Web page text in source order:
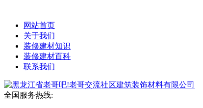
网站首页
关于我们
装修建材知识
装修建材百科
联系我们
全国服务热线: